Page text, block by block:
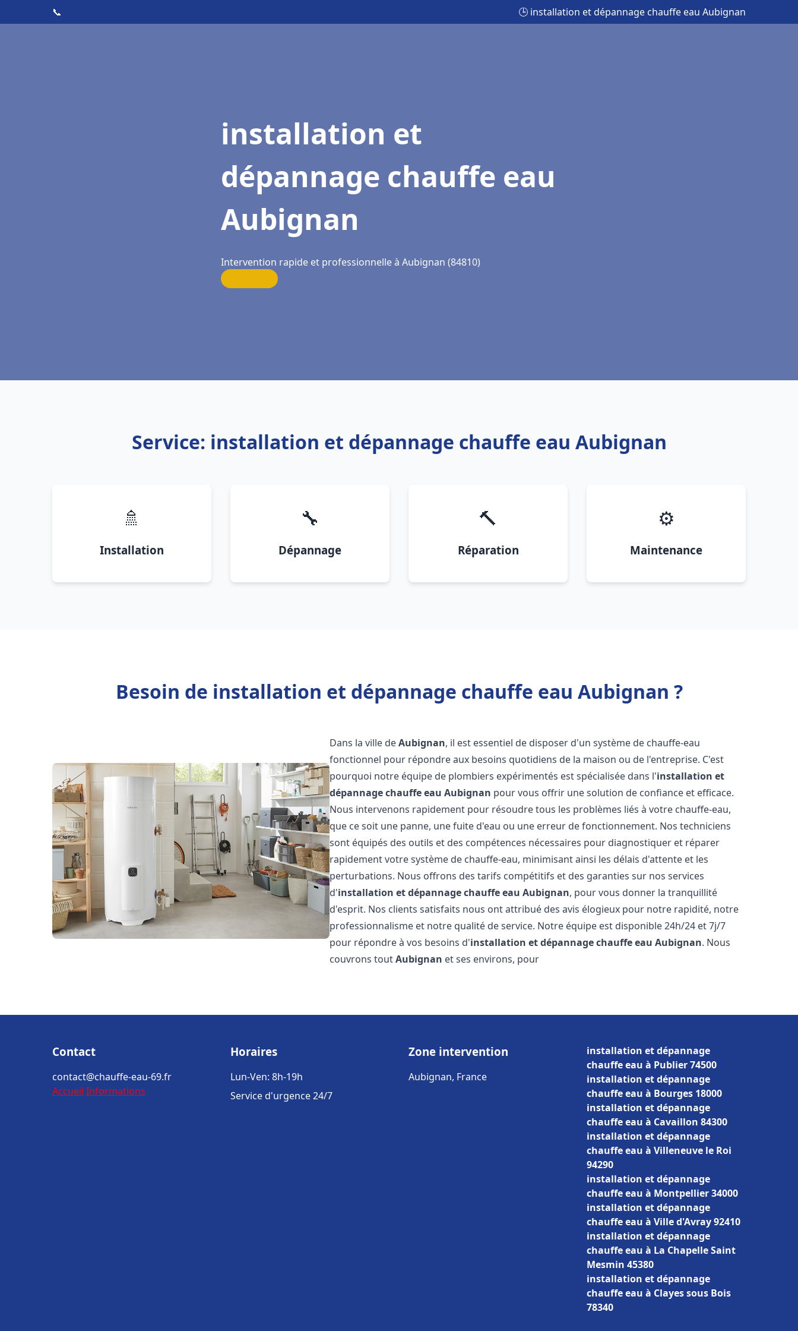
📞 🕒 installation et dépannage chauffe eau Aubignan
installation et
dépannage chauffe eau
Aubignan
Intervention rapide et professionnelle à Aubignan (84810)
Service: installation et dépannage chauffe eau Aubignan
🚿
Installation
🔧
Dépannage
🔨
Réparation
⚙️
Maintenance
Besoin de installation et dépannage chauffe eau Aubignan ?
Dans la ville deAubignan, il est essentiel de disposer d'un système de chauffe-eau
fonctionnel pour répondre aux besoins quotidiens de la maison ou de l'entreprise. C'est
pourquoi notre équipe de plombiers expérimentés est spécialisée dans l'installation et
dépannage chauffe eau Aubignan pour vous offrir une solution de confiance et efficace.
Nous intervenons rapidement pour résoudre tous les problèmes liés à votre chauffe-eau,
que ce soit une panne, une fuite d'eau ou une erreur de fonctionnement. Nos techniciens
sont équipés des outils et des compétences nécessaires pour diagnostiquer et réparer
rapidement votre système de chauffe-eau, minimisant ainsi les délais d'attente et les
perturbations. Nous offrons des tarifs compétitifs et des garanties sur nos services
d'installation et dépannage chauffe eau Aubignan, pour vous donner la tranquillité
d'esprit. Nos clients satisfaits nous ont attribué des avis élogieux pour notre rapidité, notre
professionnalisme et notre qualité de service. Notre équipe est disponible 24h/24 et 7j/7
pour répondre à vos besoins d'installation et dépannage chauffe eau Aubignan. Nous
couvrons toutAubignan et ses environs, pour
Contact
contact@chauffe-eau-69.fr
Accueil Informations
Horaires
Lun-Ven: 8h-19h
Service d'urgence 24/7
Zone intervention
Aubignan, France
installation et dépannage
chauffe eau à Publier 74500
installation et dépannage
chauffe eau à Bourges 18000
installation et dépannage
chauffe eau à Cavaillon 84300
installation et dépannage
chauffe eau à Villeneuve le Roi
94290
installation et dépannage
chauffe eau à Montpellier 34000
installation et dépannage
chauffe eau à Ville d'Avray 92410
installation et dépannage
chauffe eau à La Chapelle Saint
Mesmin 45380
installation et dépannage
chauffe eau à Clayes sous Bois
78340